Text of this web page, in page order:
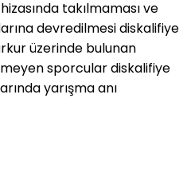
takılmaması ve
devredilmesi diskalifiye
üzerinde bulunan
sporcular diskalifiye
yarışma anı